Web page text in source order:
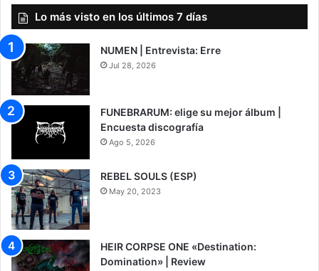
Lo más visto en los últimos 7 días
NUMEN | Entrevista: Erre
Jul 28, 2026
FUNEBRARUM: elige su mejor álbum |
Encuesta discografía
Ago 5, 2026
REBEL SOULS (ESP)
May 20, 2023
HEIR CORPSE ONE «Destination:
Domination» | Review